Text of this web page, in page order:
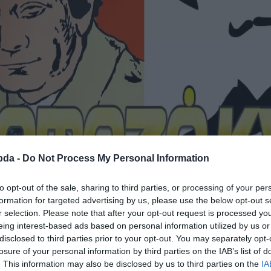
- Do Not Process My Personal Information
opt-out of the sale, sharing to third parties, or processing of your
for targeted advertising by us, please use the below opt-out
selection. Please note that after your opt-out request is processed
interest-based ads based on personal information utilized by us
to third parties prior to your opt-out. You may separately
of your personal information by third parties on the IAB’s list of
This information may also be disclosed by us to third parties on the
amelyet csak egy igazi nyomozó
Facebook csoportunkhoz is. Mielőtt lelépsz ne felejtsd el